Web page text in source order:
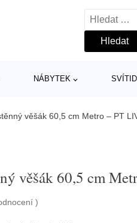
Vyhledávání
NÁBYTEK
věšák 60,5 cm Metro – PT
věšák 60,5 cm
)